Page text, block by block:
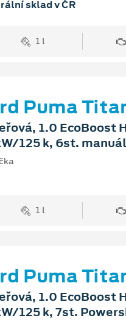
sklad v ČR
1 l
Puma
1.0 EcoBoost
125 k, 6st.
1 l
Puma
1.0 EcoBoost
125 k, 7st.